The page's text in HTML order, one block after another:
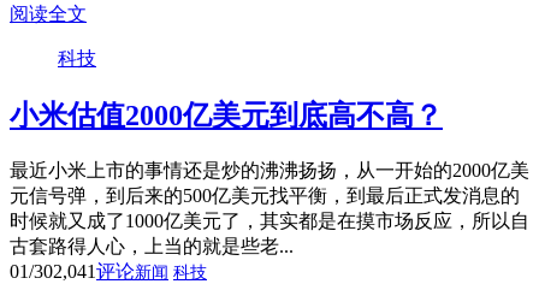
阅读全文
科技
小米估值2000亿美元到底高不高？
最近小米上市的事情还是炒的沸沸扬扬，从一开始的2000亿美
元信号弹，到后来的500亿美元找平衡，到最后正式发消息的
时候就又成了1000亿美元了，其实都是在摸市场反应，所以自
古套路得人心，上当的就是些老...
01/302,041评论新闻 科技